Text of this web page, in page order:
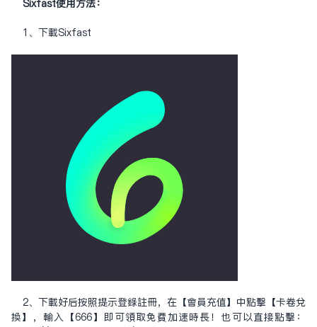
Sixfast使用方法：
1、下载Sixfast
2、下载好后按照提示登录注册，在【会员充值】中点击【卡卷兑
换】，输入【666】即可领取免费加速时长！也可以直接点击：